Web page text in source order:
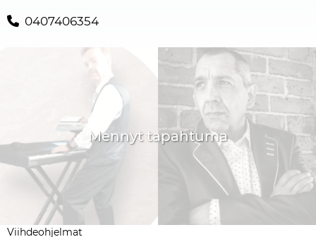
0407406354
Mennyt tapahtuma
Viihdeohjelmat